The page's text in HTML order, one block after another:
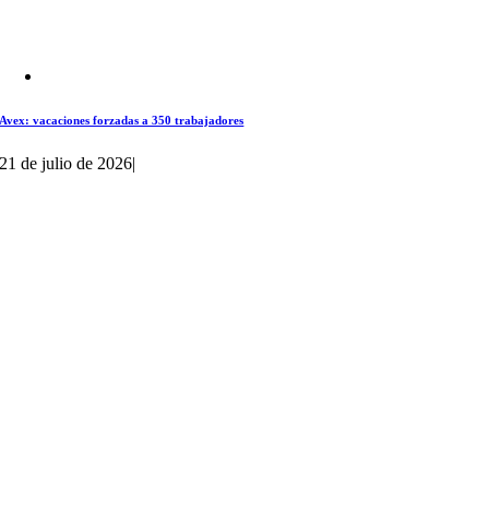
Avex: vacaciones forzadas a 350 trabajadores
21 de julio de 2026|